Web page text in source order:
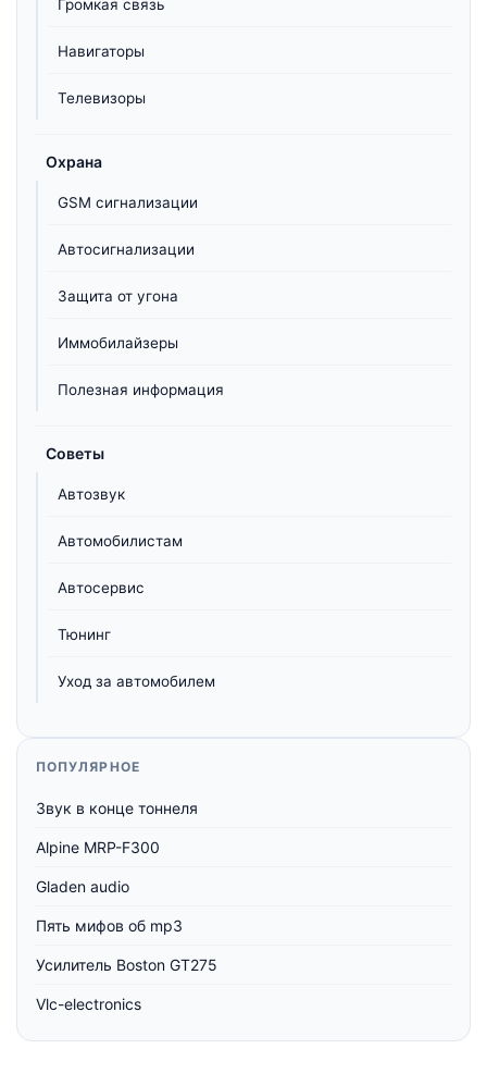
Громкая связь
Навигаторы
Телевизоры
Охрана
GSM сигнализации
Автосигнализации
Защита от угона
Иммобилайзеры
Полезная информация
Советы
Автозвук
Автомобилистам
Автосервис
Тюнинг
Уход за автомобилем
ПОПУЛЯРНОЕ
Звук в конце тоннеля
Alpine MRP-F300
Gladen audio
Пять мифов об mp3
Усилитель Boston GT275
Vlc-electronics